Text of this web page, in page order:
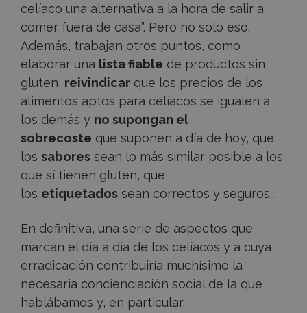
celíaco una alternativa a la hora de salir a
comer fuera de casa”. Pero no solo eso.
Además, trabajan otros puntos, como
elaborar una lista fiable de productos sin
gluten, reivindicar que los precios de los
alimentos aptos para celíacos se igualen a
los demás y no supongan el
sobrecoste que suponen a día de hoy, que
los sabores sean lo más similar posible a los
que sí tienen gluten, que
los etiquetados sean correctos y seguros...
En definitiva, una serie de aspectos que
marcan el día a día de los celíacos y a cuya
erradicación contribuiría muchísimo la
necesaria concienciación social de la que
hablábamos y, en particular,